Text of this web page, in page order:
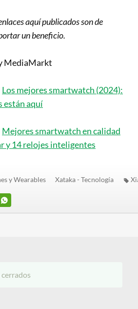
aquí publicados son de
un beneficio.
MediaMarkt
Los mejores smartwatch (2024):
están aquí
Mejores smartwatch en calidad
y 14 relojes inteligentes
y Wearables Xataka - Tecnología